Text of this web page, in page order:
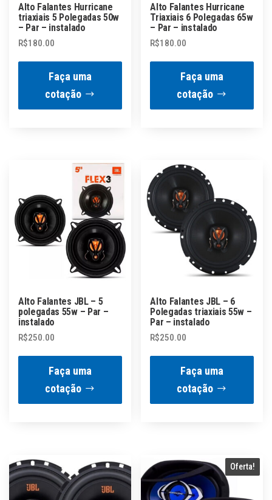
Alto Falantes Hurricane
triaxiais 5 Polegadas 50w
– Par – instalado
R$180.00
Faça uma
cotação
Alto Falantes Hurricane
Triaxiais 6 Polegadas 65w
– Par – instalado
R$180.00
Faça uma
cotação
Alto Falantes JBL – 5
polegadas 55w – Par –
instalado
R$250.00
Faça uma
cotação
Alto Falantes JBL – 6
Polegadas triaxiais 55w –
Par – instalado
R$250.00
Faça uma
cotação
Oferta!